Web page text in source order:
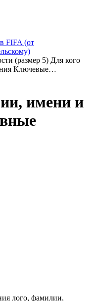
FIFA (от
(размер 5) Для кого
Ключевые…
имени и
лого, фамилии,